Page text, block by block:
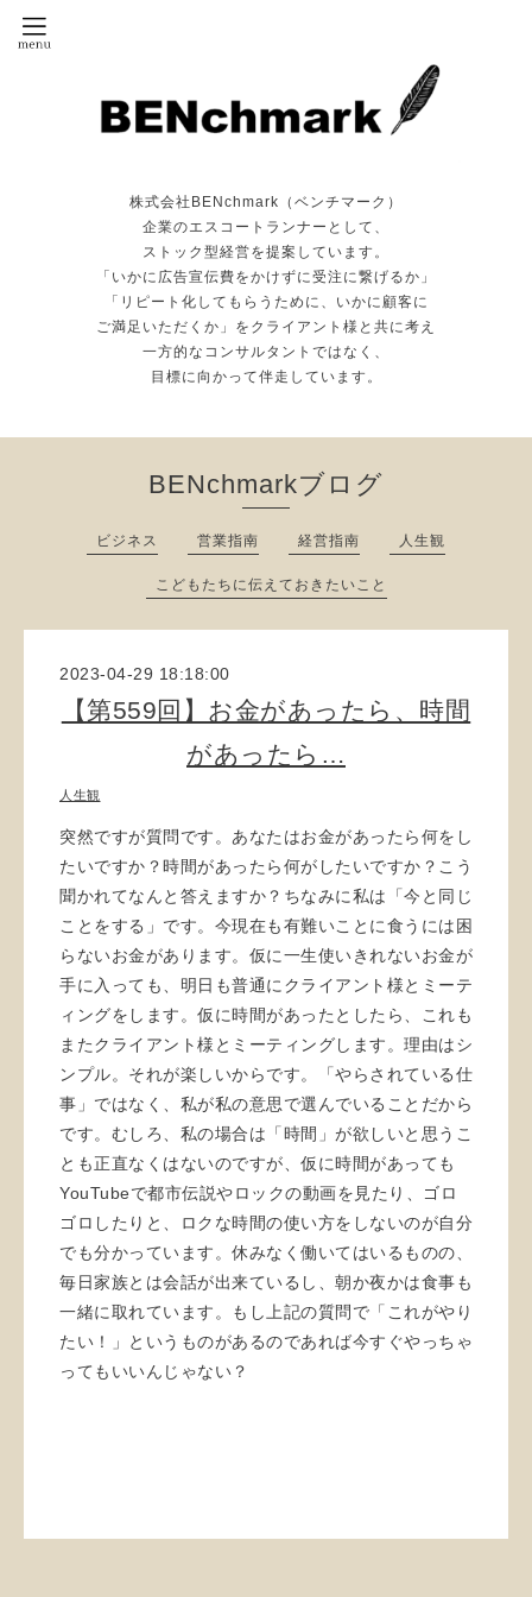
株式会社BENchmark（ベンチマーク）
企業のエスコートランナーとして、
ストック型経営を提案しています。
「いかに広告宣伝費をかけずに受注に繋げるか」
「リピート化してもらうために、いかに顧客に
ご満足いただくか」をクライアント様と共に考え
一方的なコンサルタントではなく、
目標に向かって伴走しています。
BENchmarkブログ
ビジネス 営業指南 経営指南 人生観
こどもたちに伝えておきたいこと
2023-04-29 18:18:00
【第559回】お金があったら、時間
があったら…
人生観
突然ですが質問です。あなたはお金があったら何をし
たいですか？時間があったら何がしたいですか？こう
聞かれてなんと答えますか？ちなみに私は「今と同じ
ことをする」です。今現在も有難いことに食うには困
らないお金があります。仮に一生使いきれないお金が
手に入っても、明日も普通にクライアント様とミーテ
ィングをします。仮に時間があったとしたら、これも
またクライアント様とミーティングします。理由はシ
ンプル。それが楽しいからです。「やらされている仕
事」ではなく、私が私の意思で選んでいることだから
です。むしろ、私の場合は「時間」が欲しいと思うこ
とも正直なくはないのですが、仮に時間があっても
YouTubeで都市伝説やロックの動画を見たり、ゴロ
ゴロしたりと、ロクな時間の使い方をしないのが自分
でも分かっています。休みなく働いてはいるものの、
毎日家族とは会話が出来ているし、朝か夜かは食事も
一緒に取れています。もし上記の質問で「これがやり
たい！」というものがあるのであれば今すぐやっちゃ
ってもいいんじゃない？